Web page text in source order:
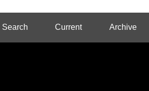
Search Current Archive